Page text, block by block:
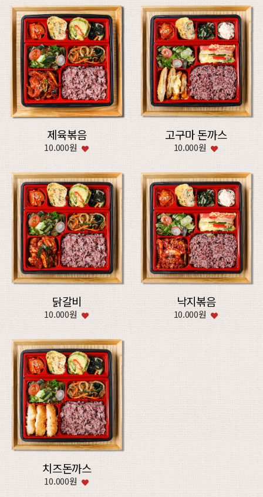
제육볶음
10.000원
고구마 돈까스
10.000원
닭갈비
10.000원
낙지볶음
10.000원
치즈돈까스
10.000원